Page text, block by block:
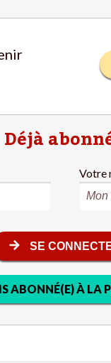
Déjà
Votre
SE
ABONNÉ(E) À LA